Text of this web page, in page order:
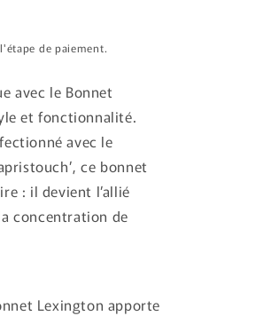
de paiement.
avec le Bonnet
et fonctionnalité.
avec le
ce bonnet
: il devient l’allié
concentration de
Lexington apporte